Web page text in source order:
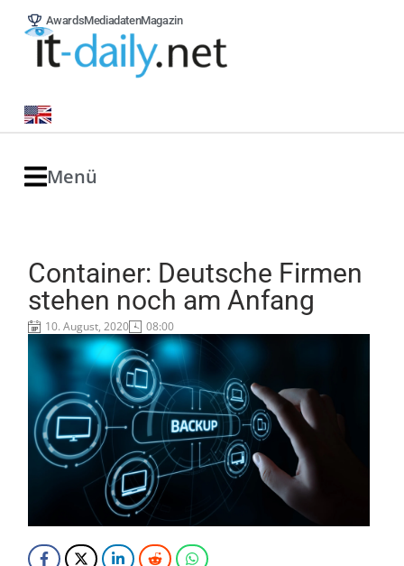
AwardsMediadatenMagazin
Menü
Container: Deutsche Firmen
stehen noch am Anfang
10. August, 2020 08:00